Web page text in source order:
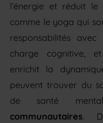
l’énergie et réduit
comme le yoga qui
responsabilités
charge cognitive,
enrichit la
peuvent trouver du
de santé
communautaires.